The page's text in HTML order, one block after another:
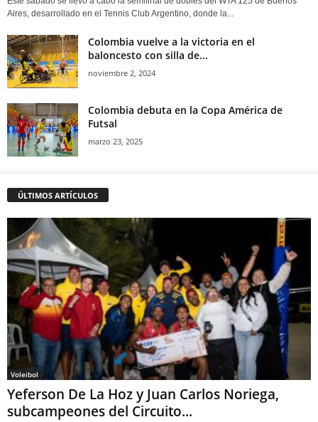
Aires, desarrollado en el Tennis Club Argentino, donde la...
Colombia vuelve a la victoria en el
baloncesto con silla de...
noviembre 2, 2024
Colombia debuta en la Copa América de
Futsal
marzo 23, 2025
ÚLTIMOS ARTÍCULOS
Voleibol
Yeferson De La Hoz y Juan Carlos Noriega,
subcampeones del Circuito...